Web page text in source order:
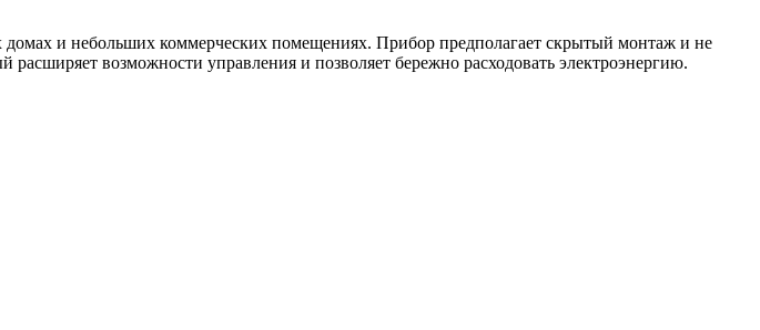
и небольших коммерческих помещениях. Прибор предполагает скрытый монтаж и не
возможности управления и позволяет бережно расходовать электроэнергию.